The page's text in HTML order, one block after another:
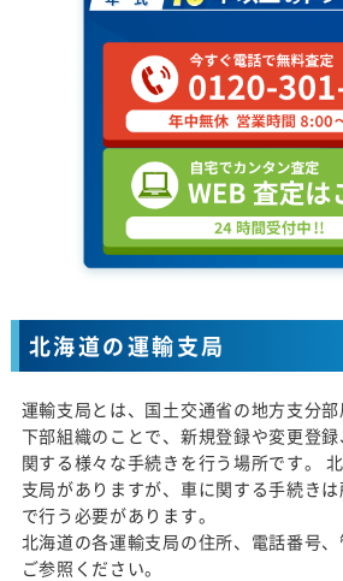
北海道の運輸支局
運輸支局とは、国土交通省の地方支分
下部組織のことで、新規登録や変更登
関する様々な手続きを行う場所です。
支局がありますが、車に関する手続き
で行う必要があります。
北海道の各運輸支局の住所、電話番号
ご参照ください。